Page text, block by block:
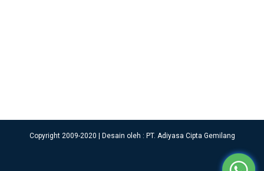
Copyright 2009-2020 | Desain oleh : PT. Adiyasa Cipta Gemilang